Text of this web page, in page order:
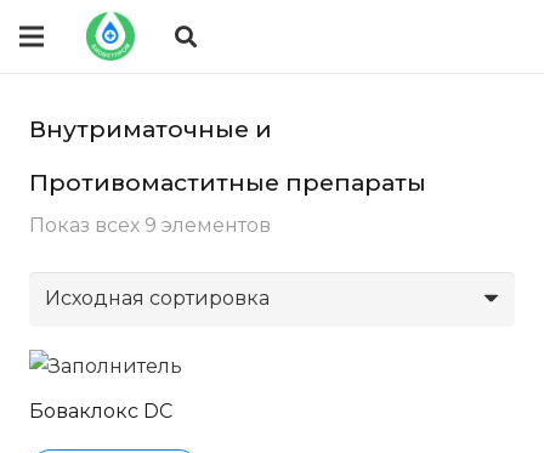
Внутриматочные и
Противомаститные препараты
Показ всех 9 элементов
Боваклокс DC